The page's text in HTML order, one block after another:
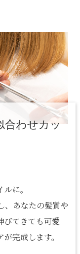
わせカッ
に。
、あなたの髪質や
びてきても可愛
完成します。